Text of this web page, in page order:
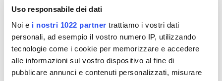
Uso responsabile dei dati
Noi e i nostri 1022 partner trattiamo i vostri dati
personali, ad esempio il vostro numero IP, utilizzando
tecnologie come i cookie per memorizzare e accedere
alle informazioni sul vostro dispositivo al fine di
pubblicare annunci e contenuti personalizzati, misurare
Altri prodotti che potrebbero
interessarti